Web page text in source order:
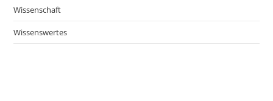
Wissenschaft
Wissenswertes